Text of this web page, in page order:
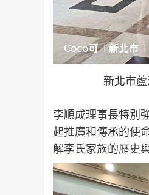
新北市
李順成理事長特別
起推廣和傳承的使
解李氏家族的歷史